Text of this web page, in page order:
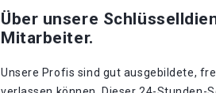
Über unsere
Mitarbeiter.
Unsere Profis sind gut ausgebildete,